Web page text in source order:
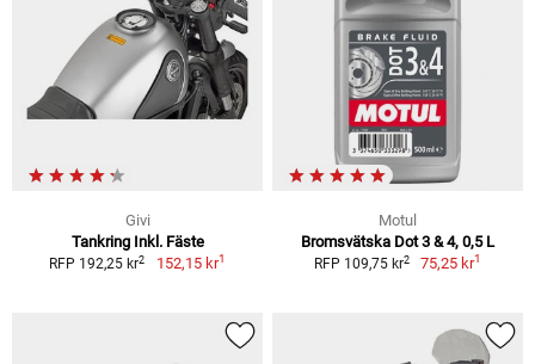
Givi
Tankring Inkl. Fäste
RFP 192,25 kr2 152,15 kr1
Motul
Bromsvätska Dot 3 & 4, 0,5 L
RFP 109,75 kr2 75,25 kr1